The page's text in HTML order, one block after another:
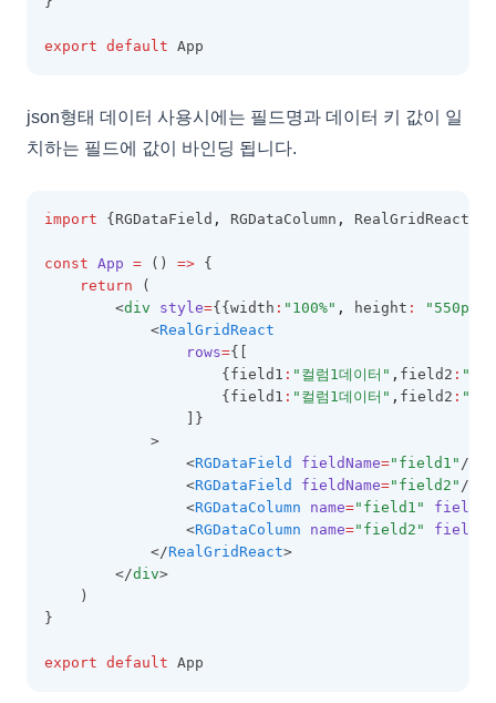
EditValidation
EditValidationCollection
ExportCoreProperties
ExportMemo
FieldMap
FilterAutomatingOptions
FilterCategory
GridColumn
GridFooter
export default App
json형태 데이터 사용시에는 필드명과 데이터 키 값이 일
치하는 필드에 값이 바인딩 됩니다.
import {RGDataField , RGDataColumn , RealGridReact }
const App = () => {
return (
        <
div style={{width : "100%" , height : "550px"
            <
RealGridReact
rows={[
                    {field1
: "컬럼1데이터" , field2 : "컬
                    {field1
: "컬럼1데이터" , field2 : "컬
                ]}
            >
                <
RGDataField fieldName="field1" />
                <
RGDataField fieldName="field2" />
                <
RGDataColumn name="field1"
                <
RGDataColumn name="field2"
            </
RealGridReact>
        </
div>
    )
}
export default App